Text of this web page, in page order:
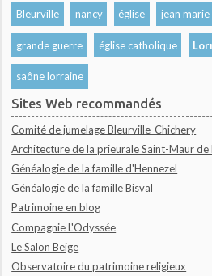
Bleurville nancy église jean marie
grande guerre église catholique
saône lorraine
Sites Web recommandés
Comité de jumelage Bleurville-Chichery
Architecture de la prieurale Saint-Maur de
Généalogie de la famille d'Hennezel
Généalogie de la famille Bisval
Patrimoine en blog
Compagnie L'Odyssée
Le Salon Beige
Observatoire du patrimoine religieux